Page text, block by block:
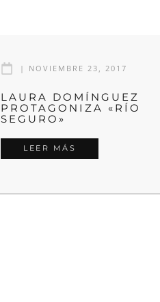
| NOVIEMBRE 23, 2017
LAURA DOMÍNGUEZ
PROTAGONIZA «RÍO
SEGURO»
LEER MÁS